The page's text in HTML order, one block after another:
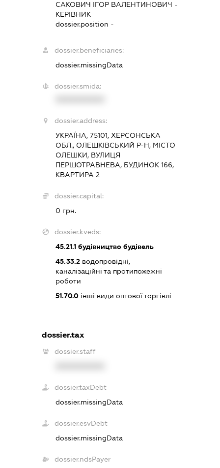
САКОВИЧ ІГОР ВАЛЕНТИНОВИЧ -
КЕРІВНИК
dossier.position -
dossier.beneficiaries:
dossier.missingData
dossier.smida:
dossier.address:
УКРАЇНА, 75101, ХЕРСОНСЬКА
ОБЛ., ОЛЕШКІВСЬКИЙ Р-Н, МІСТО
ОЛЕШКИ, ВУЛИЦЯ
ПЕРШОТРАВНЕВА, БУДИНОК 166,
КВАРТИРА 2
dossier.capital:
0 грн.
dossier.kveds:
45.21.1 будівництво будівель
45.33.2 водопровідні,
каналізаційні та протипожежні
роботи
51.70.0 інші види оптової торгівлі
dossier.tax
dossier.staff
dossier.taxDebt
dossier.missingData
dossier.esvDebt
dossier.missingData
dossier.ndsPayer